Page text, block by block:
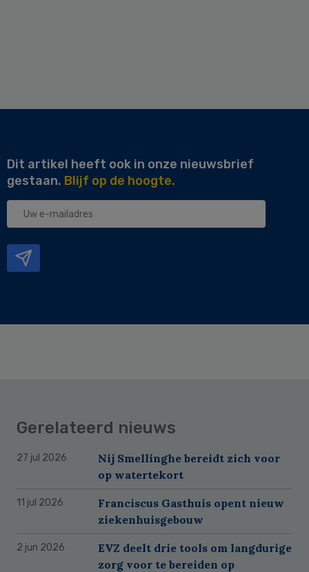
Dit artikel heeft ook in onze nieuwsbrief
gestaan. Blijf op de hoogte.
Uw
Gerelateerd nieuws
27 jul 2026
Nij Smellinghe bereidt zich voor
op watertekort
11 jul 2026
Franciscus Gasthuis opent nieuw
ziekenhuisgebouw
2 jun 2026
EVZ deelt drie tools om langdurige
zorg voor te bereiden op